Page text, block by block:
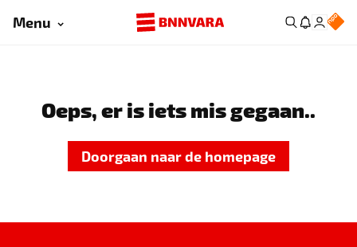
Menu
Oeps, er is iets mis gegaan..
Doorgaan naar de homepage